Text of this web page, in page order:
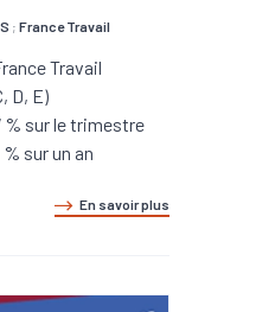
; France Travail
Travail
D, E)
% sur le trimestre
sur un an
En savoir plus